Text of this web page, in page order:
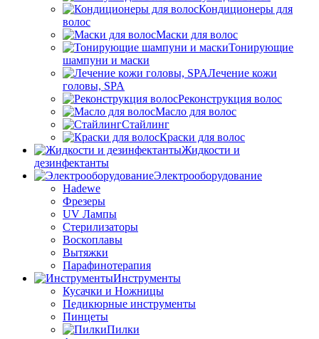
Кондиционеры для
волос
Маски для волос
Тонирующие
шампуни и маски
Лечение кожи
головы, SPA
Реконструкция волос
Масло для волос
Стайлинг
Краски для волос
Жидкости и
дезинфектанты
Электрооборудование
Hadewe
Фрезеры
UV Лампы
Стерилизаторы
Воскоплавы
Вытяжки
Парафинотерапия
Инструменты
Кусачки и Ножницы
Педикюрные инструменты
Пинцеты
Пилки